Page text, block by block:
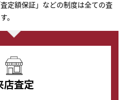
定額保証」などの制度は全ての査
。
店査定